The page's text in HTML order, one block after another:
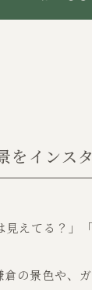
をインス
見えてる？」
倉の景色や、